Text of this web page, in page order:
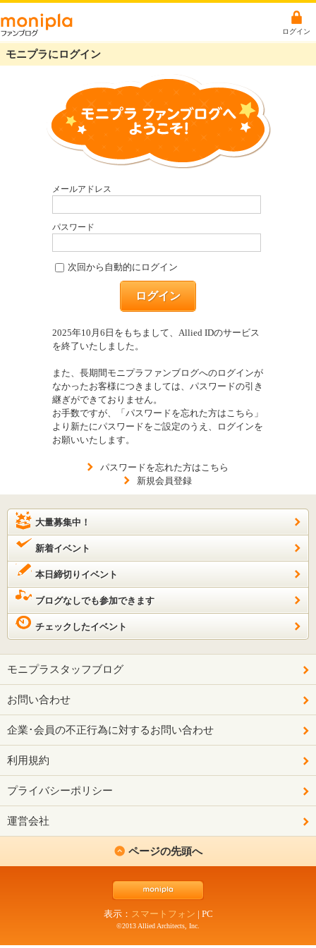
ログイン
モニプラにログイン
メールアドレス
パスワード
次回から自動的にログイン
ログイン
2025年10月6日をもちまして、Allied IDのサービス
を終了いたしました。
また、長期間モニプラファンブログへのログインが
なかったお客様につきましては、パスワードの引き
継ぎができておりません。
お手数ですが、「パスワードを忘れた方はこちら」
より新たにパスワードをご設定のうえ、ログインを
お願いいたします。
パスワードを忘れた方はこちら
新規会員登録
大量募集中！
新着イベント
本日締切りイベント
ブログなしでも参加できます
チェックしたイベント
モニプラスタッフブログ
お問い合わせ
企業･会員の不正行為に対するお問い合わせ
利用規約
プライバシーポリシー
運営会社
ページの先頭へ
表示： スマートフォン | PC
©2013 Allied Architects, Inc.